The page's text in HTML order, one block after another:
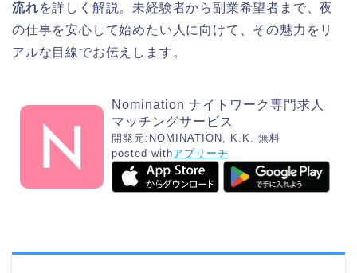
流れを詳しく解説。未経験者から副業希望者まで、夜
の仕事を安心して始めたい人に向けて、その魅力をリ
アルな目線でお伝えします。
Nomination ナイトワーク専門求人
マッチングサービス
開発元: NOMINATION, K.K. 無料
posted withアプリーチ